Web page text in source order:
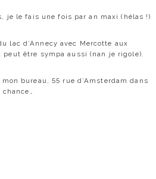
je le fais une fois par an maxi (hélas !)
lac d’Annecy avec Mercotte aux
être sympa aussi (nan je rigole).
bureau, 55 rue d’Amsterdam dans